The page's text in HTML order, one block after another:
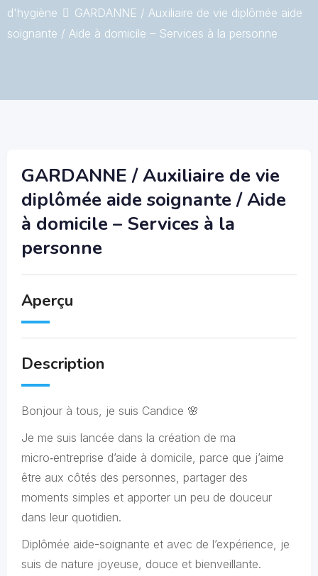
d'hygiène
GARDANNE / Auxiliaire de vie diplômée aide
soignante / Aide à domicile – Services à la personne
GARDANNE / Auxiliaire de vie
diplômée aide soignante / Aide
à domicile – Services à la
personne
Aperçu
Description
Bonjour à tous, je suis Candice 🌸
Je me suis lancée dans la création de ma
micro‑entreprise d’aide à domicile, parce que j’aime
être aux côtés des personnes, partager des
moments simples et apporter un peu de douceur
dans leur quotidien.
Diplômée aide-soignante et avec de l’expérience, je
suis de nature joyeuse, douce et bienveillante.